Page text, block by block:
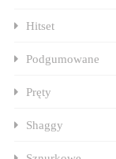
Hitset
Podgumowane
Pręty
Shaggy